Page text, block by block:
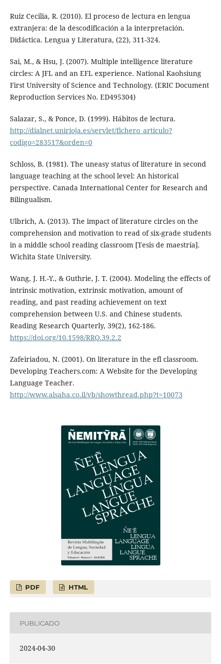
Ruiz Cecilia, R. (2010). El proceso de lectura en lengua
extranjera: de la descodificación a la interpretación.
Didáctica. Lengua y Literatura, (22), 311-324.
Sai, M., & Hsu, J. (2007). Multiple intelligence literature
circles: A JFL and an EFL experience. National Kaohsiung
First University of Science and Technology. (ERIC Document
Reproduction Services No. ED495304)
Salazar, S., & Ponce, D. (1999). Hábitos de lectura.
http://dialnet.unirioja.es/servlet/fichero_articulo?
codigo=283517&orden=0
Schloss, B. (1981). The uneasy status of literature in second
language teaching at the school level: An historical
perspective. Canada International Center for Research and
Bilingualism.
Ulbrich, A. (2013). The impact of literature circles on the
comprehension and motivation to read of six-grade students
in a middle school reading classroom [Tesis de maestría].
Wichita State University.
Wang, J. H.-Y., & Guthrie, J. T. (2004). Modeling the effects of
intrinsic motivation, extrinsic motivation, amount of
reading, and past reading achievement on text
comprehension between U.S. and Chinese students.
Reading Research Quarterly, 39(2), 162-186.
https://doi.org/10.1598/RRQ.39.2.2
Zafeiriadou, N. (2001). On literature in the efl classroom.
Developing Teachers.com: A Website for the Developing
Language Teacher.
http://www.alsaha.co.il/vb/showthread.php?t=10073
PDF HTML
PUBLICADO
2024-04-30